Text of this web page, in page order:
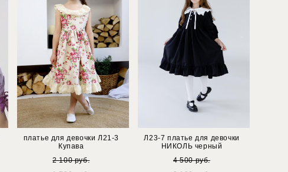
платье для девочки Л21-3
Купава
2 100 pуб.
Л23-7 платье для девочки
НИКОЛЬ черный
4 500 pуб.